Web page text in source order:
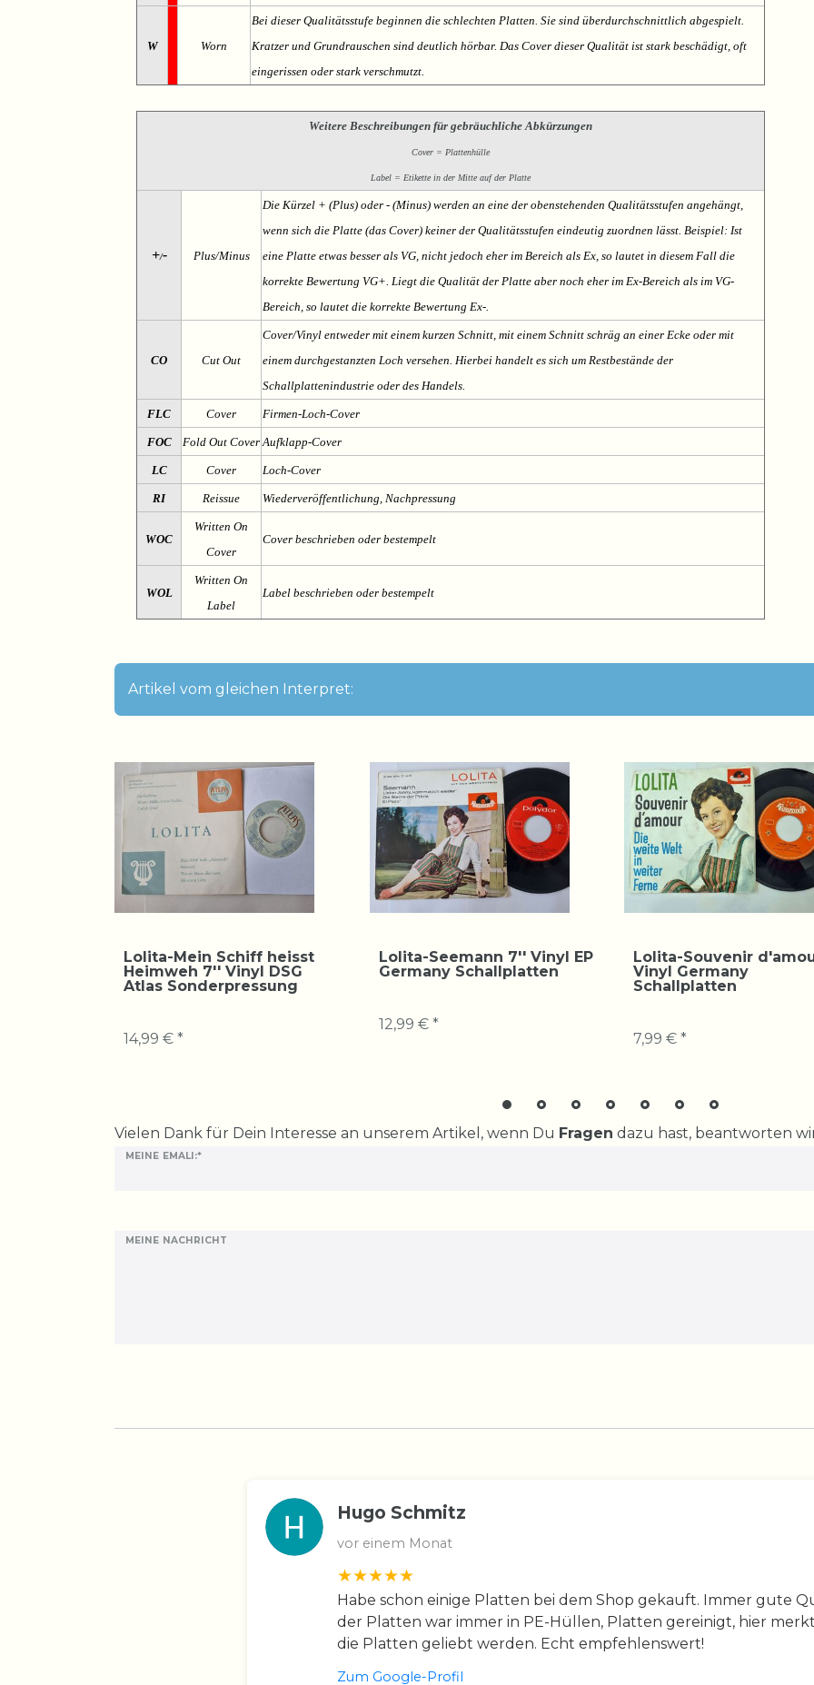
W Worn
Bei dieser Qualitätsstufe beginnen die schlechten Platten. Sie sind überdurchschnittlich abgespielt.
Kratzer und Grundrauschen sind deutlich hörbar. Das Cover dieser Qualität ist stark beschädigt, oft
eingerissen oder stark verschmutzt.
Weitere Beschreibungen für gebräuchliche Abkürzungen
Cover = Plattenhülle
Label = Etikette in der Mitte auf der Platte
+/- Plus/Minus
Die Kürzel + (Plus) oder - (Minus) werden an eine der obenstehenden Qualitätsstufen angehängt,
wenn sich die Platte (das Cover) keiner der Qualitätsstufen eindeutig zuordnen lässt. Beispiel: Ist
eine Platte etwas besser als VG, nicht jedoch eher im Bereich als Ex, so lautet in diesem Fall die
korrekte Bewertung VG+. Liegt die Qualität der Platte aber noch eher im Ex-Bereich als im VG-
Bereich, so lautet die korrekte Bewertung Ex-.
CO Cut Out
Cover/Vinyl entweder mit einem kurzen Schnitt, mit einem Schnitt schräg an einer Ecke oder mit
einem durchgestanzten Loch versehen. Hierbei handelt es sich um Restbestände der
Schallplattenindustrie oder des Handels.
FLC Cover Firmen-Loch-Cover
FOC Fold Out Cover Aufklapp-Cover
LC Cover Loch-Cover
RI Reissue Wiederveröffentlichung, Nachpressung
WOC
Written On
Cover
Cover beschrieben oder bestempelt
WOL
Written On
Label
Label beschrieben oder bestempelt
Artikel vom gleichen Interpret:
Lolita-Mein Schiff heisst
Heimweh 7'' Vinyl DSG
Atlas Sonderpressung
14,99 € *
Lolita-Seemann 7'' Vinyl EP
Germany Schallplatten
12,99 € *
Lolita-Souvenir
Vinyl Germany
Schallplatten
7,99 € *
Vielen Dank für Dein Interesse an unserem Artikel, wenn Du Fragen dazu hast, beantworten
MEINE EMALI:*
MEINE NACHRICHT
Ceres::Template.mailFormHoneypotLabel
Hugo Schmitz
vor einem Monat
Habe schon einige Platten bei dem Shop gekauft. Immer gute
der Platten war immer in PE-Hüllen, Platten gereinigt, hier
die Platten geliebt werden. Echt empfehlenswert!
Zum Google-Profil